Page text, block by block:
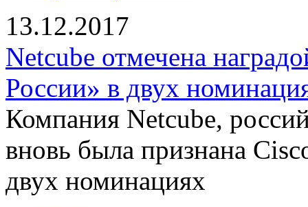
13.12.2017
Netcube отмечена
России» в двух
Компания Netcube,
вновь была признана
двух номинациях